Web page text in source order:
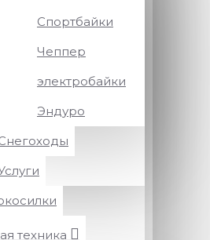
Спортбайки
Чеппер
электробайки
Эндуро
техника